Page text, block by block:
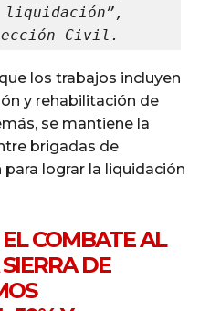
Civil.
los trabajos incluyen
y rehabilitación de
se mantiene la
brigadas de
lograr la liquidación
COMBATE AL
DE